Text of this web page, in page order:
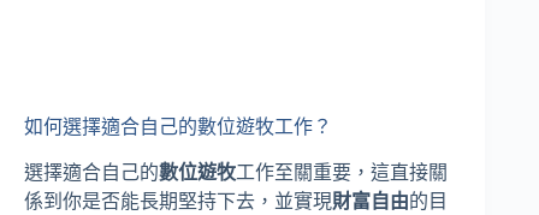
如何選擇適合自己的數位遊牧工作？
選擇適合自己的數位遊牧工作至關重要，這直接關
係到你是否能長期堅持下去，並實現財富自由的目